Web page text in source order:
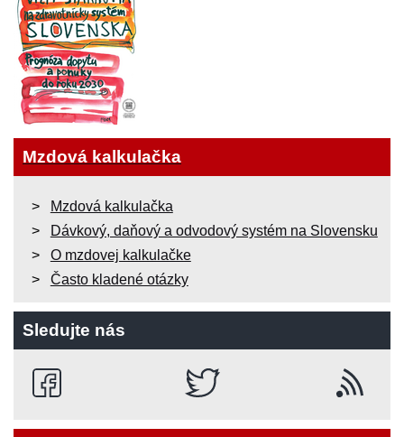
Mzdová kalkulačka
Mzdová kalkulačka
Dávkový, daňový a odvodový systém na Slovensku
O mzdovej kalkulačke
Často kladené otázky
Sledujte nás